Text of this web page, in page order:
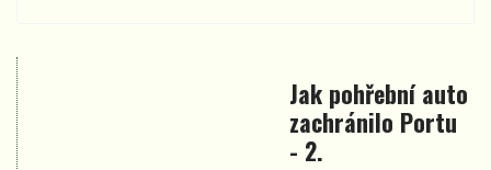
Jak pohřební auto
zachránilo Portu
- 2.